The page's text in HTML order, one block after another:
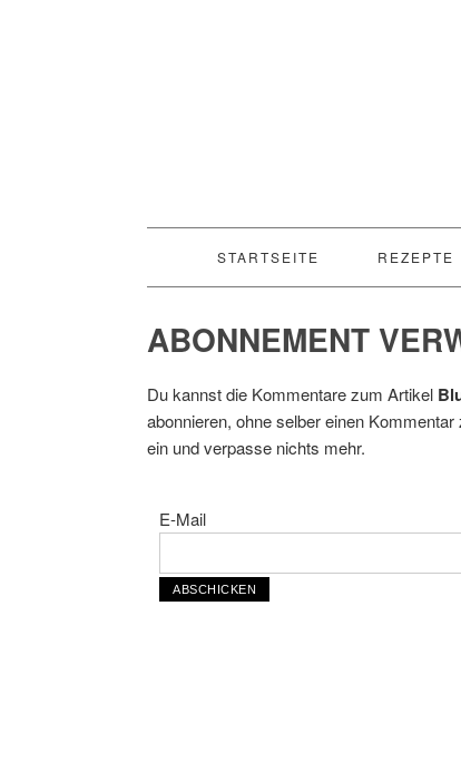
STARTSEITE REZEPTE
ABONNEMENT
Du kannst die Kommentare zum Artikel
abonnieren, ohne selber einen
ein und verpasse nichts mehr.
E-Mail